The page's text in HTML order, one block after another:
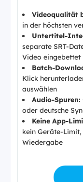
Videoqualität
in der höchsten
Untertitel-
separate SRT-
Video eingebettet
Batch-
Klick
auswählen
Audio-Spuren:
oder deutsche
Keine App-
kein Geräte-
Wiedergabe